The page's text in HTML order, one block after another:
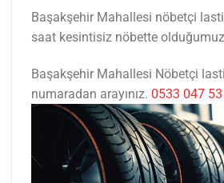
Başakşehir Mahallesi nöbetçi
saat kesintisiz nöbette
Başakşehir Mahallesi Nöbetçi
numaradan arayınız. 0533 047